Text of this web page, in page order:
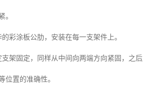
。
彩涂板公肋，安装在每一支架件上。
支架固定，同样从中间向两端方向紧固，之
位置的准确性。